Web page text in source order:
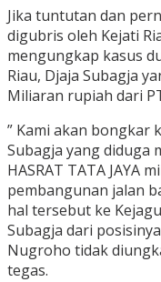
Jika tuntutan dan
digubris oleh Kejati
mengungkap kasus
Riau, Djaja Subagja
Miliaran rupiah dari
” Kami akan bongkar
Subagja yang diduga
HASRAT TATA JAYA
pembangunan jalan
hal tersebut ke
Subagja dari
Nugroho tidak
tegas.